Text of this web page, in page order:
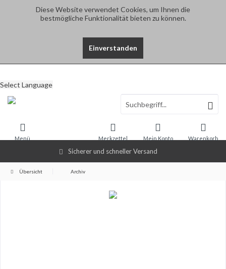
Diese Website verwendet Cookies, um Ihnen die
bestmögliche Funktionalität bieten zu können.
Einverstanden
Sicherer und schneller Versand
Select Language
Warenkorb
Merkzettel Mein Konto
Menü
Übersicht Archiv